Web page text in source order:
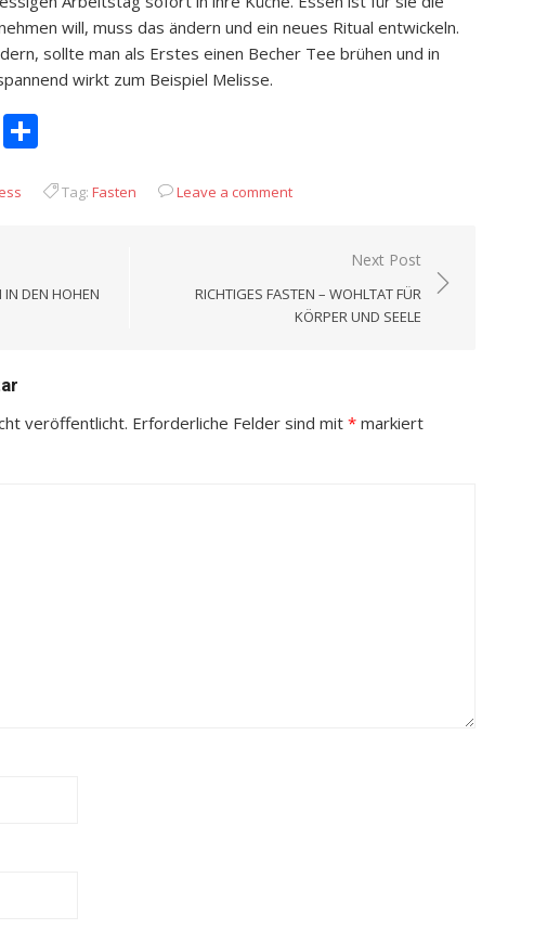
will, muss das ändern und ein neues Ritual entwickeln.
sollte man als Erstes einen Becher Tee brühen und in
wirkt zum Beispiel Melisse.
Reddit
Tag: Fasten Leave a comment
IN DEN HOHEN
Next Post
RICHTIGES FASTEN – WOHLTAT FÜR
KÖRPER UND SEELE
veröffentlicht. Erforderliche Felder sind mit * markiert